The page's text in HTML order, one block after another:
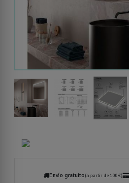
Envío gratuito(a partir de 100 €)